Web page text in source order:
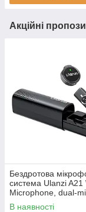
Акційні
Бездротова
система Ulanzi A21
Microphone, dual-
C) Black
В наявності